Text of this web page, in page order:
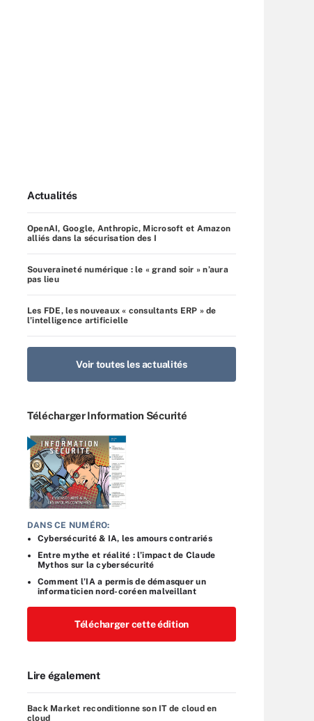
Actualités
OpenAI, Google, Anthropic, Microsoft et Amazon
alliés dans la sécurisation des I
Souveraineté numérique : le « grand soir » n’aura
pas lieu
Les FDE, les nouveaux « consultants ERP » de
l’intelligence artificielle
Voir toutes les actualités
Télécharger Information Sécurité
DANS CE NUMÉRO:
Cybersécurité & IA, les amours contrariés
Entre mythe et réalité : l’impact de Claude
Mythos sur la cybersécurité
Comment l’IA a permis de démasquer un
informaticien nord-coréen malveillant
Télécharger cette édition
Lire également
Back Market reconditionne son IT de cloud en
cloud